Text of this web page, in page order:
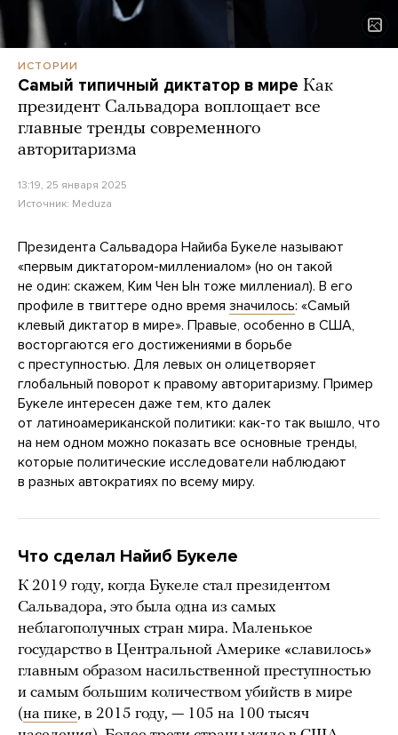
ИСТОРИИ
Самый типичный диктатор в мире Как
президент Сальвадора воплощает все
главные тренды современного
авторитаризма
13:19, 25 января 2025
Источник: Meduza
Президента Сальвадора Найиба Букеле называют
«первым диктатором-миллениалом» (но он такой
не один: скажем, Ким Чен Ын тоже миллениал). В его
профиле в твиттере одно время значилось: «Самый
клевый диктатор в мире». Правые, особенно в США,
восторгаются его достижениями в борьбе
с преступностью. Для левых он олицетворяет
глобальный поворот к правому авторитаризму. Пример
Букеле интересен даже тем, кто далек
от латиноамериканской политики: как-то так вышло, что
на нем одном можно показать все основные тренды,
которые политические исследователи наблюдают
в разных автократиях по всему миру.
Что сделал Найиб Букеле
К 2019 году, когда Букеле стал президентом
Сальвадора, это была одна из самых
неблагополучных стран мира. Маленькое
государство в Центральной Америке «славилось»
главным образом насильственной преступностью
и самым большим количеством убийств в мире
(на пике, в 2015 году, — 105 на 100 тысяч